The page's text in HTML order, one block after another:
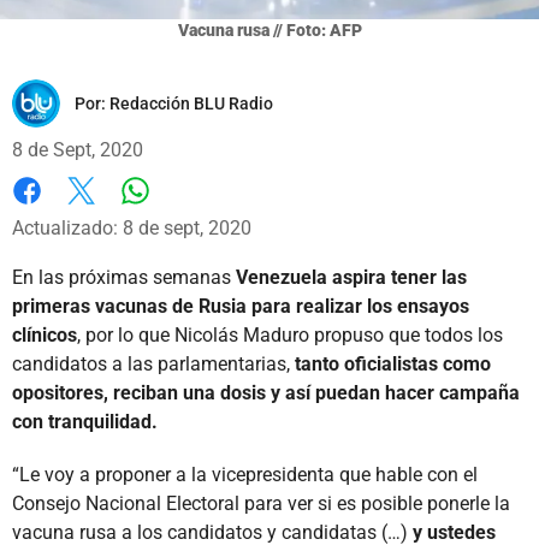
Vacuna rusa // Foto: AFP
Por: Redacción BLU Radio
8 de Sept, 2020
Facebook
X
Actualizado: 8 de sept, 2020
En las próximas semanas Venezuela aspira tener las
primeras vacunas de Rusia para realizar los ensayos
clínicos, por lo que Nicolás Maduro propuso que todos los
candidatos a las parlamentarias, tanto oficialistas como
opositores, reciban una dosis y así puedan hacer campaña
con tranquilidad.
“Le voy a proponer a la vicepresidenta que hable con el
Consejo Nacional Electoral para ver si es posible ponerle la
vacuna rusa a los candidatos y candidatas (…) y ustedes